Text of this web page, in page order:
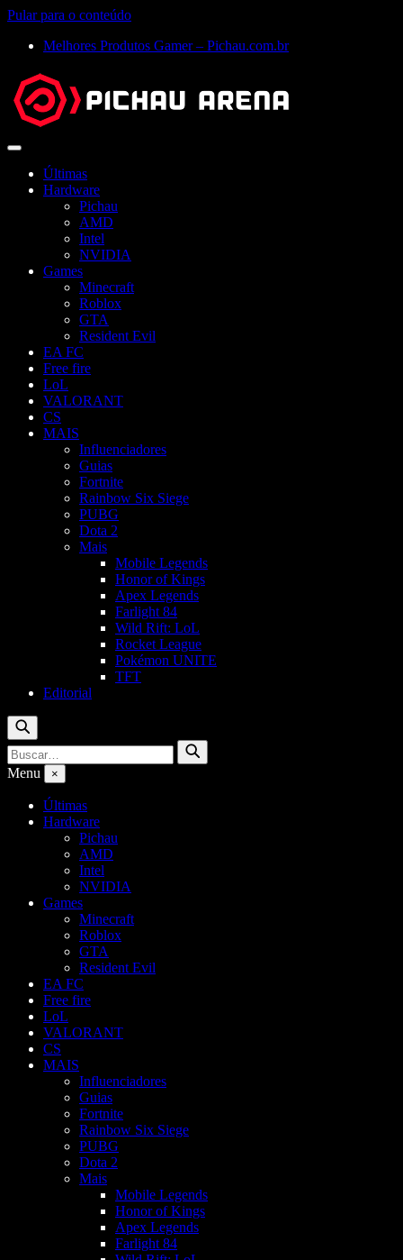
Pular para o conteúdo
Melhores Produtos Gamer – Pichau.com.br
Abrir
Últimas
Hardware
Pichau
AMD
Intel
NVIDIA
Games
Minecraft
Roblox
GTA
Resident Evil
EA FC
Free fire
LoL
VALORANT
CS
MAIS
Influenciadores
Guias
Fortnite
Rainbow Six Siege
PUBG
Dota 2
Mais
Mobile Legends
Honor of Kings
Apex Legends
Farlight 84
Wild Rift: LoL
Rocket League
Pokémon UNITE
TFT
Editorial
Buscar
Buscar
por:
Buscar
Menu ×
Últimas
Hardware
Pichau
AMD
Intel
NVIDIA
Games
Minecraft
Roblox
GTA
Resident Evil
EA FC
Free fire
LoL
VALORANT
CS
MAIS
Influenciadores
Guias
Fortnite
Rainbow Six Siege
PUBG
Dota 2
Mais
Mobile Legends
Honor of Kings
Apex Legends
Farlight 84